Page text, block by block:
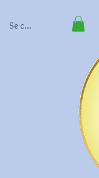
Se connecter